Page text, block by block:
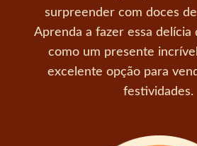
surpreender com doces
Aprenda a fazer essa
como um presente
excelente opção para
festividades.